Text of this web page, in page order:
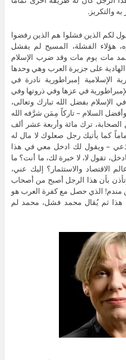
والتكريز.
لكم الذين فشلوا هم الذين رفضوا
هؤلاء الفشلة، المسيح لم يفشل
مات يوم مات وقد ضرب الإسلام
على جزيرة العرب وهي وحدها
الإسلامية إمبراطورية نادرة في
في عزها وفي ذروتها وفي
الإسلام بفضل الله تبارك وتعالى،
السلام – تاركاً مِمَن شرَّفه الله
الصحابة، ترك مائة وأربعة عشر ألف
كما يأتيك رجل صعلوك لا مال له
– ويقول لك ادخل معي في هذا
تقول لا، لا خبرة لك، ما أنت؟ ما
الاقتصاد والاستثمار؟ إليك عني،
بأن هذا الرجل أصبح من أصحاب
مندم! الذي حصل مع كفرة العرب هو
ثم يُقال محمد فشل، محمد لم